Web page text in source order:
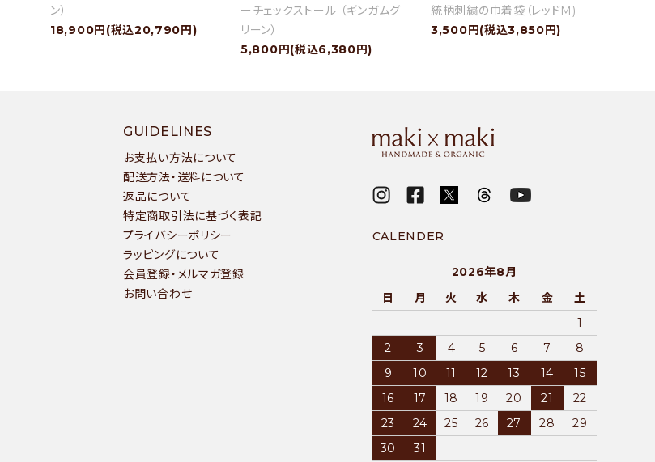
ン）
18,900円(税込20,790円)
ーチェックストール （ギンガムグ
リーン）
5,800円(税込6,380円)
統柄刺繍の巾着袋（レッドM)
3,500円(税込3,850円)
GUIDELINES
お支払い方法について
配送方法・送料について
返品について
特定商取引法に基づく表記
プライバシーポリシー
ラッピングについて
会員登録・メルマガ登録
お問い合わせ
CALENDER
2026年8月
日
月 火 水 木 金
土
1
2
3 4 5 6 7
8
9
10 11 12 13 14
15
16
17 18 19 20 21
22
23
24 25 26 27 28
29
30
31